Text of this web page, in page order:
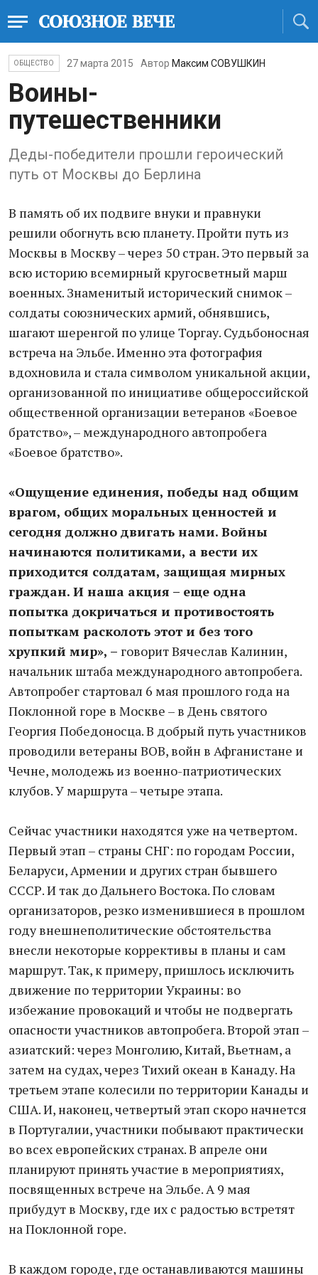
ОБЩЕСТВО 27 марта 2015 Автор Максим СОВУШКИН
Воины-
путешественники
Деды-победители прошли героический
путь от Москвы до Берлина
В память об их подвиге внуки и правнуки
решили обогнуть всю планету. Пройти путь из
Москвы в Москву – через 50 стран. Это первый за
всю историю всемирный кругосветный марш
военных. Знаменитый исторический снимок –
солдаты союзнических армий, обнявшись,
шагают шеренгой по улице Торгау. Судьбоносная
встреча на Эльбе. Именно эта фотография
вдохновила и стала символом уникальной акции,
организованной по инициативе общероссийской
общественной организации ветеранов «Боевое
братство», – международного автопробега
«Боевое братство».
«Ощущение единения, победы над общим
врагом, общих моральных ценностей и
сегодня должно двигать нами. Войны
начинаются политиками, а вести их
приходится солдатам, защищая мирных
граждан. И наша акция – еще одна
попытка докричаться и противостоять
попыткам расколоть этот и без того
хрупкий мир», – говорит Вячеслав Калинин,
начальник штаба международного автопробега.
Автопробег стартовал 6 мая прошлого года на
Поклонной горе в Москве – в День святого
Георгия Победоносца. В добрый путь участников
проводили ветераны ВОВ, войн в Афганистане и
Чечне, молодежь из военно-патриотических
клубов. У маршрута – четыре этапа.
Сейчас участники находятся уже на четвертом.
Первый этап – страны СНГ: по городам России,
Беларуси, Армении и других стран бывшего
СССР. И так до Дальнего Востока. По словам
организаторов, резко изменившиеся в прошлом
году внешнеполитические обстоятельства
внесли некоторые коррективы в планы и сам
маршрут. Так, к примеру, пришлось исключить
движение по территории Украины: во
избежание провокаций и чтобы не подвергать
опасности участников автопробега. Второй этап –
азиатский: через Монголию, Китай, Вьетнам, а
затем на судах, через Тихий океан в Канаду. На
третьем этапе колесили по территории Канады и
США. И, наконец, четвертый этап скоро начнется
в Португалии, участники побывают практически
во всех европейских странах. В апреле они
планируют принять участие в мероприятиях,
посвященных встрече на Эльбе. А 9 мая
прибудут в Москву, где их с радостью встретят
на Поклонной горе.
В каждом городе, где останавливаются машины